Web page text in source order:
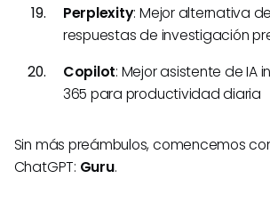
Perplexity: Mejor alternativa
respuestas de investigación
Copilot: Mejor asistente de
365 para productividad diaria
Sin más preámbulos, comencemos
ChatGPT: Guru.